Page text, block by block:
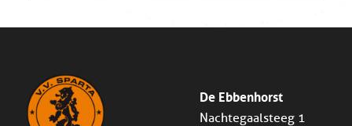
De Ebbenhorst
Nachtegaalsteeg 1